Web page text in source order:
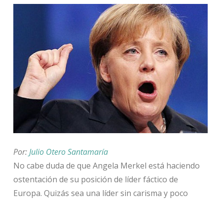
Por:Julio Otero Santamaría
No cabe duda de que Angela Merkel está haciendo
ostentación de su posición de líder fáctico de
Europa. Quizás sea una líder sin carisma y poco